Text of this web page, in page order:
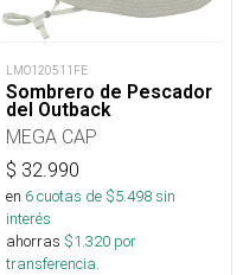
LMO120511FE
Sombrero de Pescador
del Outback
MEGA CAP
$ 32.990
en 6cuotas de $5.498sin
interés
ahorras $1.320 por
transferencia.